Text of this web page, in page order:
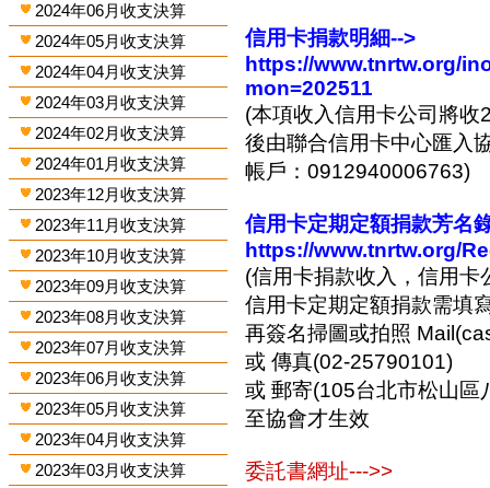
2024年06月收支決算
2024年05月收支決算
2024年04月收支決算
2024年03月收支決算
2024年02月收支決算
2024年01月收支決算
2023年12月收支決算
2023年11月收支決算
2023年10月收支決算
2023年09月收支決算
2023年08月收支決算
2023年07月收支決算
2023年06月收支決算
2023年05月收支決算
2023年04月收支決算
2023年03月收支決算
信用卡捐款明細-->
https://www.tnrtw.org/
mon=202511
(本項收入信用卡公司將
後由聯合信用卡中心匯入
帳戶：0912940006763)
信用卡定期定額捐款芳名
https://www.tnrtw.org/
(信用卡捐款收入，信用
信用卡定期定額捐款需填
再簽名掃圖或拍照
或 傳真(02-25790101)
或 郵寄(105台北市松山
至協會才生效
委託書網址--->>